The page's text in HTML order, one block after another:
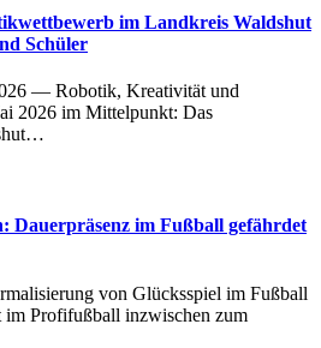
im Landkreis Waldshut
Schüler
— Robotik, Kreativität und
2026 im Mittelpunkt: Das
Dauerpräsenz im Fußball gefährdet
von Glücksspiel im Fußball
Profifußball inzwischen zum